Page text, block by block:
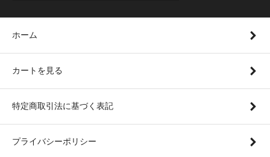
ホーム
カートを見る
特定商取引法に基づく表記
プライバシーポリシー